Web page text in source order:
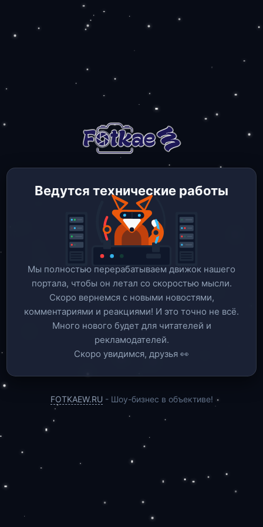
Ведутся технические работы
Мы полностью перерабатываем движок нашего
портала, чтобы он летал со скоростью мысли.
Скоро вернемся c новыми новостями,
комментариями и реакциями! И это точно не всё.
Много нового будет для читателей и
рекламодателей.
Скоро увидимся, друзья 👀
FOTKAEW.RU - Шоу-бизнес в объективе!